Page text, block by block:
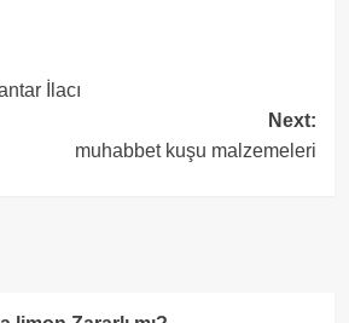
İlacı
Next:
muhabbet kuşu malzemeleri